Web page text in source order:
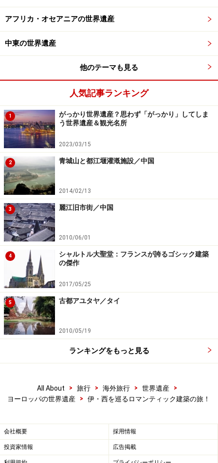
世界遺産「フィレンツェ歴史地区」の象徴サンタ・マリ
ア・デル・フィオーレ大聖堂。ルネサンス期を代表する
建築物ながら、ゴシック建築の技法も用いられている。
ヨーロッパの都市はいずれもとても美しい。その理由は
「歴史」だろう。たとえばローマ。大理石の家々が立ち
並ぶ裏通りを歩いているだけで、中世にタイムスリップ
したような感覚が味わえる。そんな通りを見渡すカフェ
のオープンテラスでお茶するだけで、なんてロマンティ
ック！
そんな風にただ街並みを散策し、眺めているだけでも十
分楽しいのだけれど、それがロマネスクの建物である
か、ゴシックのものであるかわかったら楽しみはさらに
広がっていく。これらを学問的に解釈するのは難しくて
も、実際建物を見比べてみれば一目瞭然。感性と知性、
両面の楽しみを存分に味わうというのがこのルートのテ
ーマなのだ！
ロマンティック建築の基礎知識
ヨーロッパの建築史を簡単に解説しておこう。
ヨーロッパ建築が最初に花開いたのは紀元前後のギリシ
ア・ローマ時代。ローマ帝国の中心ローマはかつてない
ほどの繁栄を極めた。ローマ歴史地区にあるフォロ・ロ
10世紀末にローマ時代の芸術・文化を再現しようと「ロ
紀からはより光を取り込むゴシックが広まり、骨組み構
造のトゲトゲしい塔やバラ窓を特徴とする建築物が増え
ていく。
アフリカ・オセアニアの世界遺産
中東の世界遺産
他のテーマも見る
人気記事ランキング
1
がっかり世界遺産？思わず「がっかり」してしま
う世界遺産＆観光名所
2023/03/15
2 青城山と都江堰灌漑施設／中国
2014/02/13
3 麗江旧市街／中国
2010/06/01
4
シャルトル大聖堂：フランスが誇るゴシック建築
の傑作
2017/05/25
5 古都アユタヤ／タイ
2010/05/19
ランキングをもっと見る
All About > 旅行 > 海外旅行 > 世界遺産
>
ヨーロッパの世界遺産
> 伊・西を巡るロマンティック建築の旅！
会社概要 採用情報
投資家情報 広告掲載